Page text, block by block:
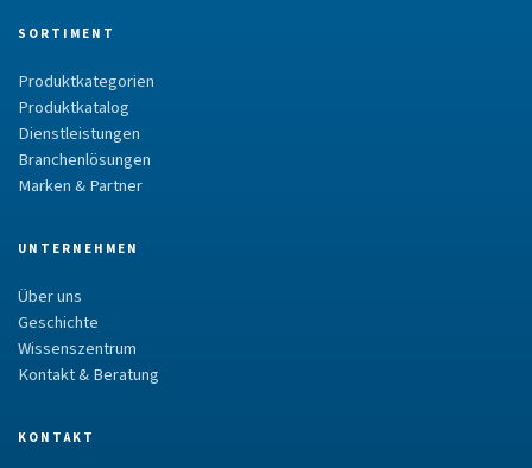
SORTIMENT
Produktkategorien
Produktkatalog
Dienstleistungen
Branchenlösungen
Marken & Partner
UNTERNEHMEN
Über uns
Geschichte
Wissenszentrum
Kontakt & Beratung
KONTAKT